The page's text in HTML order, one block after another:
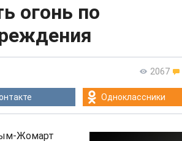
огонь по
2067
Одноклассники
Жомарт